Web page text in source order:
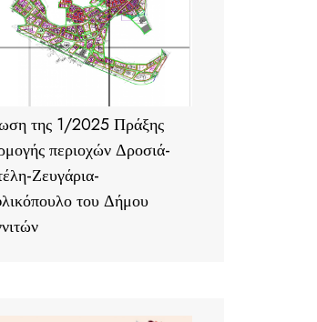
της 1/2025 Πράξης
περιοχών Δροσιά-
Ζευγάρια-
του Δήμου